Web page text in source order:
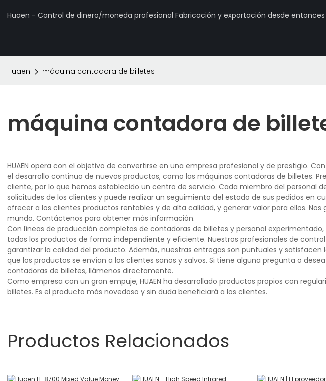
Huaen - Control de dinero/moneda profesional Fabricación y exportación desde entonces
Huaen máquina contadora de billetes
máquina contadora de
HUAEN opera con el objetivo de convertirse en una empresa profesional y de prestigio.
el desarrollo continuo de nuevos productos, como las máquinas contadoras de billetes.
cliente, por lo que hemos establecido un centro de servicio. Cada miembro del personal
solicitudes de los clientes y puede realizar un seguimiento del estado de sus pedidos en
ofrecer a los clientes productos rentables y de alta calidad, y generar valor para ellos.
mundo. Contáctenos para obtener más información.
Con líneas de producción completas de contadoras de billetes y personal
todos los productos de forma independiente y eficiente. Nuestros profesionales de
garantizar la calidad del producto. Además, nuestras entregas son puntuales y
que los productos se envían a los clientes sanos y salvos. Si tiene alguna pregunta o
contadoras de billetes, llámenos directamente.
Como empresa con un gran empuje, HUAEN ha desarrollado productos propios con
billetes. Es el producto más novedoso y sin duda beneficiará a los clientes.
Productos Relacionados